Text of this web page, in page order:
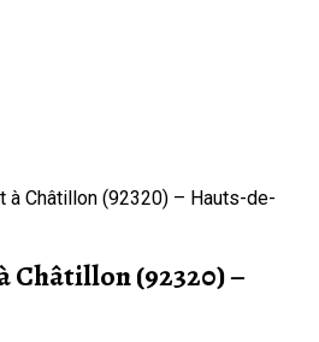
à Châtillon (92320) – Hauts-de-
Châtillon (92320) –